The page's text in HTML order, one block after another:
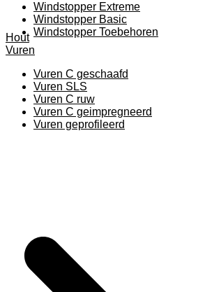
Windstopper Extreme
Windstopper Basic
Windstopper Toebehoren
Hout
Vuren
Vuren C geschaafd
Vuren SLS
Vuren C ruw
Vuren C geimpregneerd
Vuren geprofileerd